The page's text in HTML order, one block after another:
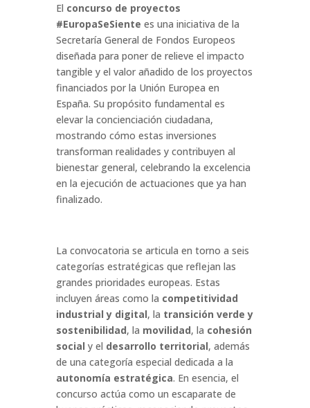
El concurso de proyectos
#EuropaSeSiente es una iniciativa de la
Secretaría General de Fondos Europeos
diseñada para poner de relieve el impacto
tangible y el valor añadido de los proyectos
financiados por la Unión Europea en
España. Su propósito fundamental es
elevar la concienciación ciudadana,
mostrando cómo estas inversiones
transforman realidades y contribuyen al
bienestar general, celebrando la excelencia
en la ejecución de actuaciones que ya han
finalizado.
La convocatoria se articula en torno a seis
categorías estratégicas que reflejan las
grandes prioridades europeas. Estas
incluyen áreas como la competitividad
industrial y digital, la transición verde y
sostenibilidad, la movilidad, la cohesión
social y el desarrollo territorial, además
de una categoría especial dedicada a la
autonomía estratégica. En esencia, el
concurso actúa como un escaparate de